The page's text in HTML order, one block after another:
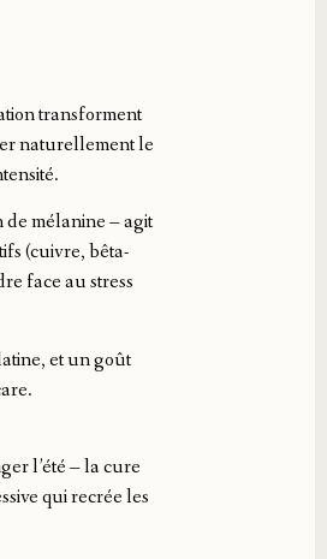
transforment
naturellement le
mélanine – agit
(cuivre, bêta-
face au stress
et un goût
l’été – la cure
qui recrée les